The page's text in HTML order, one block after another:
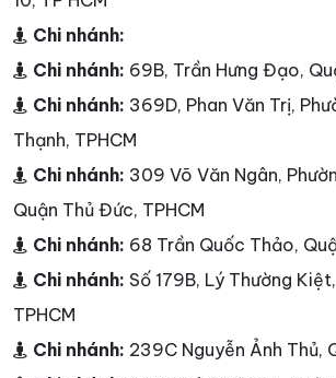
Chi nhánh:
Chi nhánh: 69B, Trần Hưng Đạo,
Chi nhánh: 369D, Phan Văn Trị,
Thạnh, TPHCM
Chi nhánh: 309 Võ Văn Ngân,
Quận Thủ Đức, TPHCM
Chi nhánh: 68 Trần Quốc Thảo,
Chi nhánh: Số 179B, Lý Thường
TPHCM
Chi nhánh: 239C Nguyễn Ảnh Thủ,